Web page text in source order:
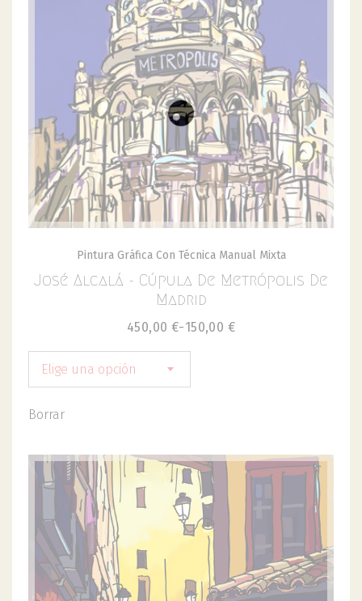
Pintura Gráfica Con Técnica Manual Mixta
José Alcalá - Cúpula De Metrópolis De
Madrid
150,00 €
-
450,00 €
Elige una opción
Borrar